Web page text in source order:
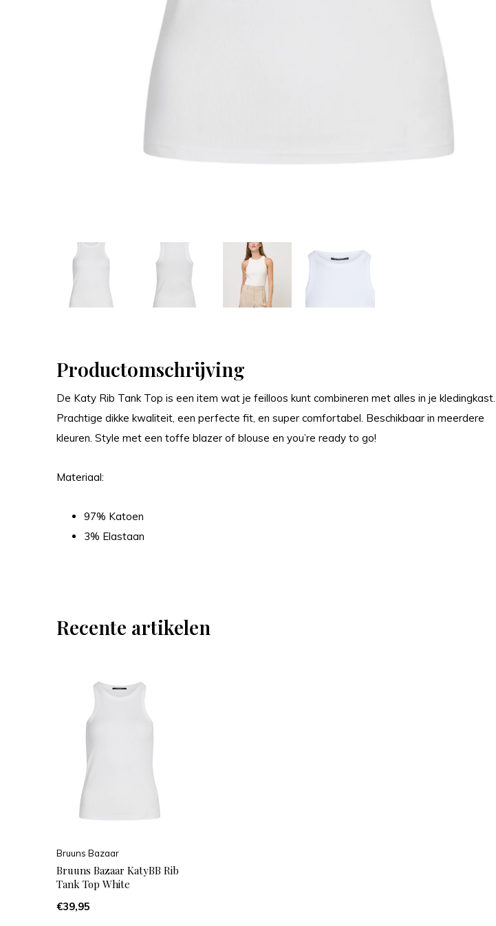
Productomschrijving
De Katy Rib Tank Top is een item wat je feilloos kunt combineren met alles in je kledingkast.
Prachtige dikke kwaliteit, een perfecte fit, en super comfortabel. Beschikbaar in meerdere
kleuren. Style met een toffe blazer of blouse en you’re ready to go!
Materiaal:
97% Katoen
3% Elastaan
Recente artikelen
Bruuns Bazaar
Bruuns Bazaar KatyBB Rib
Tank Top White
€39,95